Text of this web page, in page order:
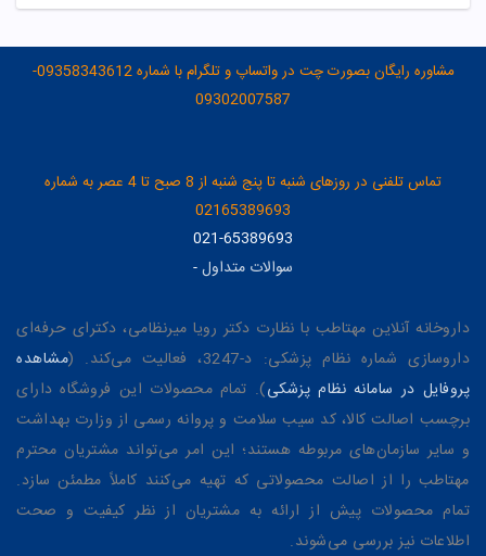
مشاوره رایگان بصورت چت در واتساپ و تلگرام با شماره 09358343612-
09302007587
تماس تلفنی در روزهای شنبه تا پنج شنبه از 8 صبح تا 4 عصر به شماره
02165389693
021-65389693
سوالات متداول-
داروخانه آنلاین مهتاطب با نظارت دکتر رویا میرنظامی، دکترای حرفه‌ای
داروسازی شماره نظام پزشکی: د-3247، فعالیت می‌کند. (
مشاهده
پروفایل در سامانه نظام پزشکی). تمام محصولات این فروشگاه دارای
برچسب اصالت کالا، کد سیب سلامت و پروانه رسمی از وزارت بهداشت
و سایر سازمان‌های مربوطه هستند؛ این امر می‌تواند مشتریان محترم
مهتاطب را از اصالت محصولاتی که تهیه می‌کنند کاملاً مطمئن سازد.
تمام محصولات پیش از ارائه به مشتریان از نظر کیفیت و صحت
اطلاعات نیز بررسی می‌شوند.